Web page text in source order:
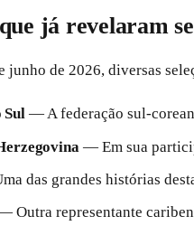
já revelaram
junho de 2026, diversas
Sul— A federação sul-
— Em sua
das grandes histórias
Outra representante